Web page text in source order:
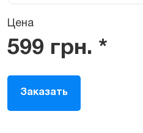
Цена
599 грн. *
Заказать